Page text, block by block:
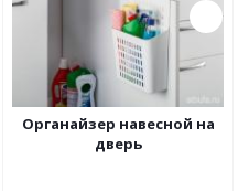
Органайзер навесной на
дверь